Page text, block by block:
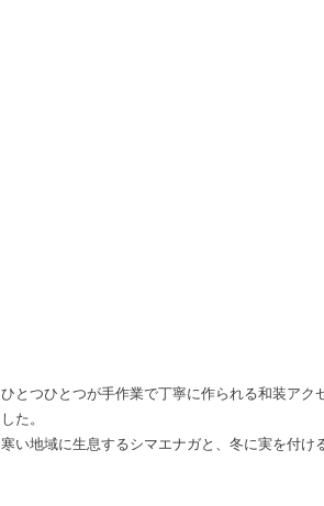
ひとつひとつが手作業で丁寧に作られる和装ア
した。
寒い地域に生息するシマエナガと、冬に実を付け